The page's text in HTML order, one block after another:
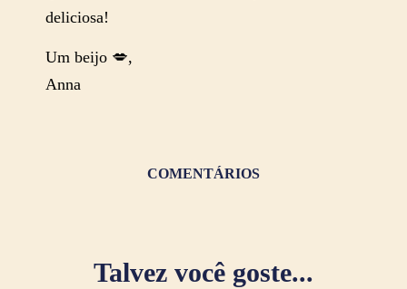
deliciosa!
Um beijo 💋,
Anna
COMENTÁRIOS
Talvez você goste...